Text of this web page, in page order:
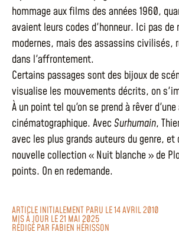
hommage aux films des années 1960,
avaient leurs codes d'honneur. Ici pas de
modernes, mais des assassins civilisés,
dans l'affrontement.
Certains passages sont des bijoux de
visualise les mouvements décrits, on
À un point tel qu'on se prend à rêver
cinématographique. Avec Surhumain,
avec les plus grands auteurs du genre, et
nouvelle collection « Nuit blanche » de
points. On en redemande.
ARTICLE INITIALEMENT PARU LE 14 AVRIL 2010
MIS À JOUR LE 21 MAI 2025
RÉDIGÉ PAR FABIEN HÉRISSON